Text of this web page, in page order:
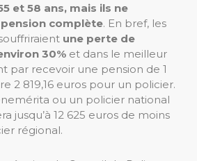
et 58 ans, mais ils ne
complète. En bref, les
une perte de
30% et dans le meilleur
par recevoir une pension de 1
2 819,16 euros pour un policier.
ou un policier national
jusqu’à 12 625 euros de moins
régional.